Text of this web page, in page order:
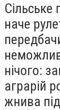
Сільське
наче
нічого:
аграрій
жнива